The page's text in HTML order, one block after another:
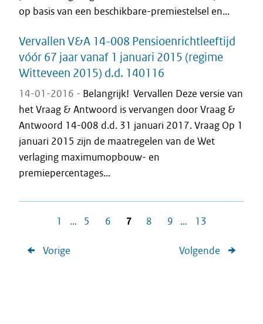
op basis van een beschikbare-premiestelsel en...
Vervallen V&A 14-008 Pensioenrichtleeftijd
vóór 67 jaar vanaf 1 januari 2015 (regime
Witteveen 2015) d.d. 140116
14-01-2016 - Belangrijk! Vervallen Deze versie van
het Vraag & Antwoord is vervangen door Vraag &
Antwoord 14-008 d.d. 31 januari 2017. Vraag Op 1
januari 2015 zijn de maatregelen van de Wet
verlaging maximumopbouw- en
premiepercentages...
Vorige
1 … 5 6 7 8 9 … 13
Volgende